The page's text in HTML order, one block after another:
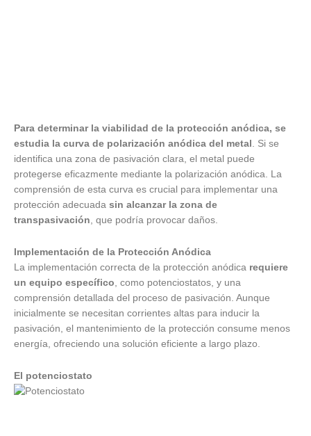
Para determinar la viabilidad de la protección anódica, se
estudia la curva de polarización anódica del metal . Si se
identifica una zona de pasivación clara, el metal puede
protegerse eficazmente mediante la polarización anódica. La
comprensión de esta curva es crucial para implementar una
protección adecuada sin alcanzar la zona de
transpasivación, que podría provocar daños.
Implementación de la Protección Anódica
La implementación correcta de la protección anódica requiere
un equipo específico, como potenciostatos, y una
comprensión detallada del proceso de pasivación. Aunque
inicialmente se necesitan corrientes altas para inducir la
pasivación, el mantenimiento de la protección consume menos
energía, ofreciendo una solución eficiente a largo plazo.
El potenciostato